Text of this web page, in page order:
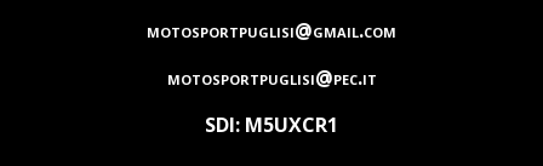
motosportpuglisi@gmail.com
motosportpuglisi@pec.it
SDI: M5UXCR1